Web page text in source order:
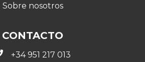
Sobre nosotros
CONTACTO
+34 951 217 013